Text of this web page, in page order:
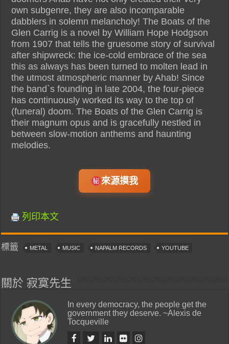
own subgenre, they are also incomparable
dabblers in solemn melancholy! The Boats of the
Glen Carrig is a novel by William Hope Hodgson
from 1907 that tells the gruesome story of survival
after shipwreck: the ice-cold embrace of the sea
this as always has been turned to molten lead in
the utmost atmospheric manner by Ahab! Since
the band`s founding in late 2004, the four-piece
has continuously worked its way to the top of
(funeral) doom. The Boats of the Glen Carrig is
their magnum opus and is gracefully nestled in
between slow-motion anthems and haunting
melodies.
來源摸我
列印本文
標籤 METAL MUSIC NAPALM RECORDS YOUTUBE
關於 寂寞先生
In every democracy, the people get the
government they deserve. ~Alexis de
Tocqueville